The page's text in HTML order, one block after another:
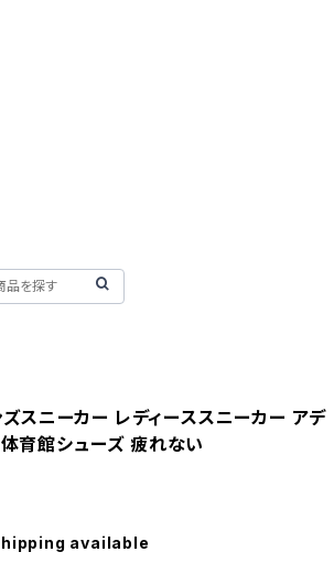
ズスニーカー レディーススニーカー アデ
育館シューズ 疲れない
available